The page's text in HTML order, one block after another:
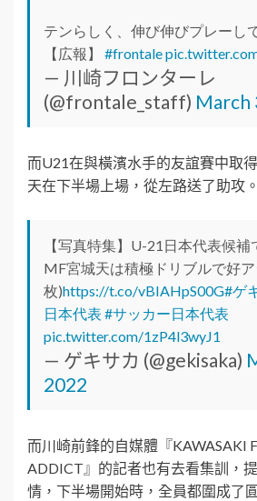
テンらしく、伸び伸びプレーし
【広報】 #frontale
— 川崎フロンターレ
(@frontale_staff) March
而U21在與橫濱水手的友誼賽中取
天在下半場上場，從左路送了助攻。
【写真特集】U-21日本代表候補
MF宮城天は積極ドリブルで好
枚)https://t.co/vBIAHpS00G#ゲ
日本代表 #サッカー日本代表
pic.twitter.com/1zP4l3wyJ1
— ゲキサカ (@gekisaka)
2022
而川崎前鋒的自媒體『KAWASAKI
ADDICT』的記者也有去看集訓，
情，下半場開始時，全員都圍成了